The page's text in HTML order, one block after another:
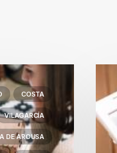
COSTA
VILAGARCÍA
DE AROUSA